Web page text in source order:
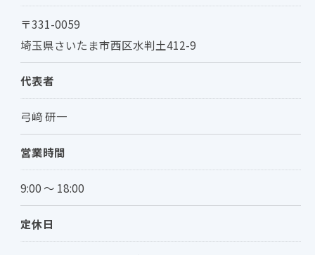
〒331-0059
埼玉県さいたま市西区水判土412-9
代表者
弓﨑 研一
営業時間
9:00 ～ 18:00
定休日